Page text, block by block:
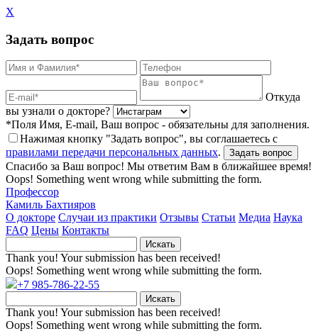
X
Задать вопрос
Откуда
вы узнали о докторе?
*Поля Имя, E-mail, Ваш вопрос - обязательны для заполнения.
Нажимая кнопку "Задать вопрос", вы соглашаетесь с
правилами передачи персональных данных.
Спасибо за Ваш вопрос! Мы ответим Вам в ближайшее время!
Oops! Something went wrong while submitting the form.
Профессор
Камиль Бахтияров
О докторе Случаи из практики Отзывы Статьи Медиа Наука
FAQ Цены Контакты
Thank you! Your submission has been received!
Oops! Something went wrong while submitting the form.
+7 985-786-22-55
Thank you! Your submission has been received!
Oops! Something went wrong while submitting the form.